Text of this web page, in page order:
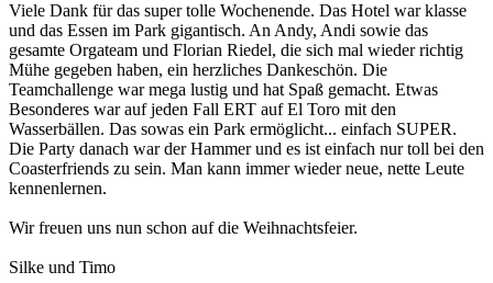
Viele Dank für das super tolle Wochenende. Das Hotel war klasse
und das Essen im Park gigantisch. An Andy, Andi sowie das
gesamte Orgateam und Florian Riedel, die sich mal wieder richtig
Mühe gegeben haben, ein herzliches Dankeschön. Die
Teamchallenge war mega lustig und hat Spaß gemacht. Etwas
Besonderes war auf jeden Fall ERT auf El Toro mit den
Wasserbällen. Das sowas ein Park ermöglicht... einfach SUPER.
Die Party danach war der Hammer und es ist einfach nur toll bei den
Coasterfriends zu sein. Man kann immer wieder neue, nette Leute
kennenlernen.
Wir freuen uns nun schon auf die Weihnachtsfeier.
Silke und Timo